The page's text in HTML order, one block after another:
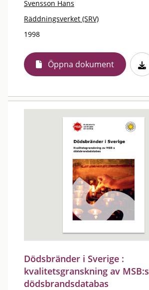
Svensson Hans
Räddningsverket (SRV)
1998
Öppna dokument
Dödsbränder i Sverige :
kvalitetsgranskning av MSB:s
dödsbrandsdatabas